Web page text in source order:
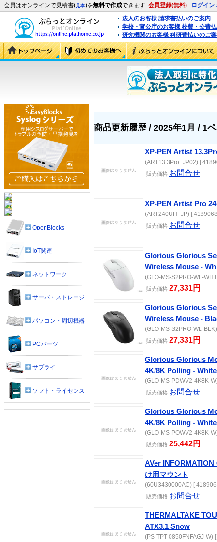
会員はオンラインで見積書(見本)を無料で作成できます 会員登録(無料) ログイン
法人のお客様 請求書払いのご案内
学校・官公庁のお客様 校費・公費
研究機関のお客様 科研費払いのご
商品更新履歴 / 2025年1月 / 1
XP-PEN Artist
(ART13.3Pro_JP02) [
販売価格 お問合せ
XP-PEN Artist Pro
(ART240UH_JP) [
販売価格 お問合せ
Glorious Glorious
Wireless Mouse -
(GLO-MS-S2PRO-WL-
販売価格 27,331円
Glorious Glorious
Wireless Mouse -
(GLO-MS-S2PRO-WL-
販売価格 27,331円
Glorious Glorious
4K/8K Polling - White
(GLO-MS-PDWV2-4K8K-
販売価格 お問合せ
Glorious Glorious
4K/8K Polling - White
(GLO-MS-POWV2-4K8K-
販売価格 25,442円
AVer INFORMATION
け用マウント
(60U3430000AC) [
販売価格 お問合せ
THERMALTAKE
ATX3.1 Snow
(PS-TPT-0850FNFAGJ-W)
OpenBlocks
IoT関連
ネットワーク
サーバ・ストレージ
パソコン・周辺機器
PCパーツ
サプライ
ソフト・ライセンス